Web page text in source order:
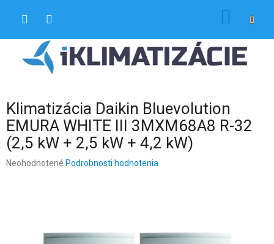
Klimatizácia Daikin Bluevolution
EMURA WHITE III 3MXM68A8 R-32
(2,5 kW + 2,5 kW + 4,2 kW)
Priemerné
Neohodnotené Podrobnosti hodnotenia